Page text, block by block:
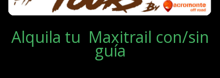
Alquila tu Maxitrail con/sin
guía